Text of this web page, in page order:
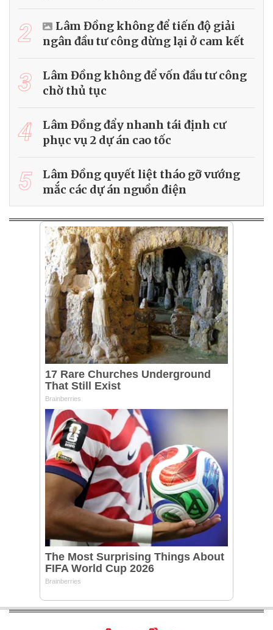
2
Lâm Đồng không để tiến độ giải
ngân đầu tư công dừng lại ở cam kết
3
Lâm Đồng không để vốn đầu tư công
chờ thủ tục
4
Lâm Đồng đẩy nhanh tái định cư
phục vụ 2 dự án cao tốc
5
Lâm Đồng quyết liệt tháo gỡ vướng
mắc các dự án nguồn điện